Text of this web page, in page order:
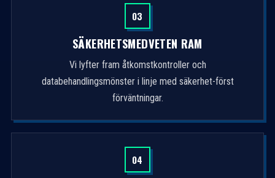
03
SÄKERHETSMEDVETEN RAM
Vi lyfter fram åtkomstkontroller och
databehandlingsmönster i linje med säkerhet-först
förväntningar.
04